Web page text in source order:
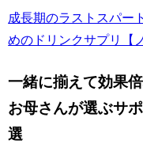
成長期のラストスパー
めのドリンクサプリ【
一緒に揃えて効果
お母さんが選ぶサ
選